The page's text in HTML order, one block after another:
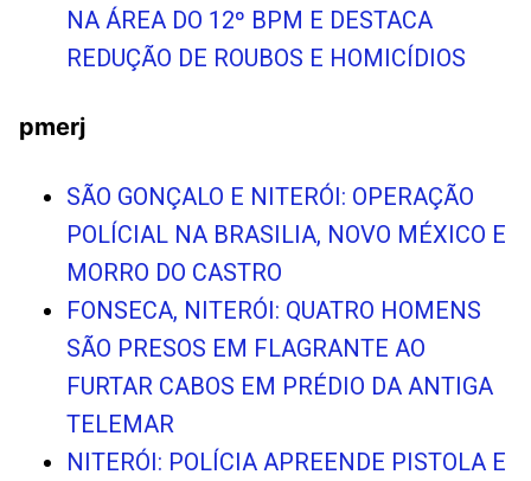
NA ÁREA DO 12º BPM E DESTACA
REDUÇÃO DE ROUBOS E HOMICÍDIOS
pmerj
SÃO GONÇALO E NITERÓI: OPERAÇÃO
POLÍCIAL NA BRASILIA, NOVO MÉXICO E
MORRO DO CASTRO
FONSECA, NITERÓI: QUATRO HOMENS
SÃO PRESOS EM FLAGRANTE AO
FURTAR CABOS EM PRÉDIO DA ANTIGA
TELEMAR
NITERÓI: POLÍCIA APREENDE PISTOLA E